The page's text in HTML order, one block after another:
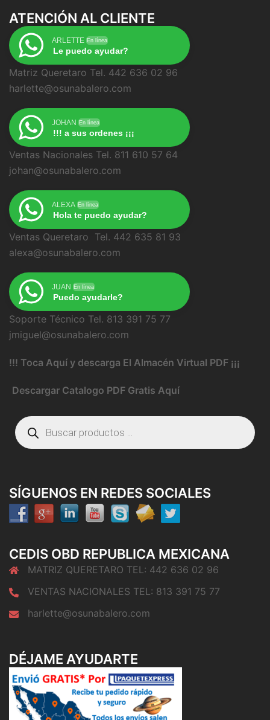
ATENCIÓN AL CLIENTE
ARLETTE En línea
Le puedo ayudar?
Matriz Queretaro Tel. 442 636 02 96
harlette@osunabalero.com
JOHAN En línea
!!! a sus ordenes ¡¡¡
Ventas Nacionales Tel. 811 610 57 64
johan@osunabalero.com
ALEXA En línea
Hola te puedo ayudar?
Ventas Queretaro Tel. 442 635 81 93
alexa@osunabalero.com
JUAN En línea
Puedo ayudarle?
Soporte Técnico Tel. 813 391 75 77
jmiguel@osunabalero.com
!!! Toca Aquí y descarga El Almacén Virtual PDF ¡¡¡
Descargar Catalogo PDF Gratis Aquí
Búsqueda
de
productos
SÍGUENOS EN REDES SOCIALES
CEDIS OBD REPUBLICA MEXICANA
MATRIZ QUERETARO TEL: 442 636 02 96
VENTAS NACIONALES TEL: 813 391 75 77
harlette@osunabalero.com
DÉJAME AYUDARTE